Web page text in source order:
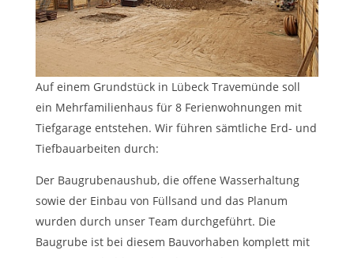
Auf einem Grundstück in Lübeck Travemünde soll
ein Mehrfamilienhaus für 8 Ferienwohnungen mit
Tiefgarage entstehen. Wir führen sämtliche Erd- und
Tiefbauarbeiten durch:
Der Baugrubenaushub, die offene Wasserhaltung
sowie der Einbau von Füllsand und das Planum
wurden durch unser Team durchgeführt. Die
Baugrube ist bei diesem Bauvorhaben komplett mit